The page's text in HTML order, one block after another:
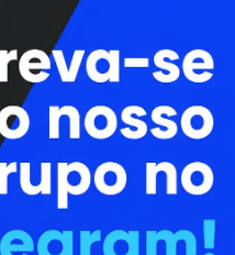
Cursos
Enviar Dica